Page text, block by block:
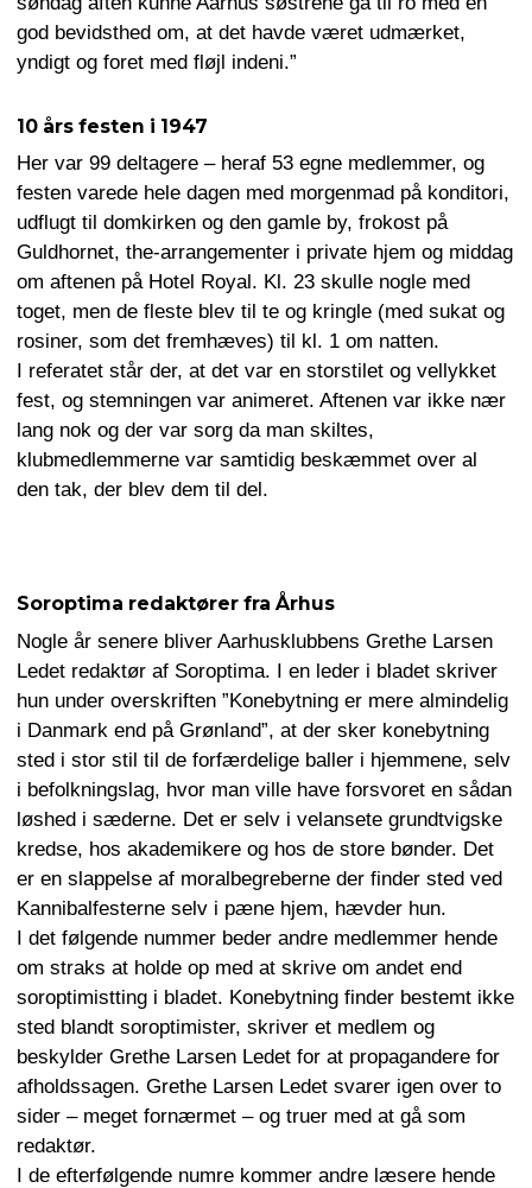
god bevidsthed om, at det havde været udmærket,
yndigt og foret med fløjl indeni.”
10 års festen i 1947
Her var 99 deltagere – heraf 53 egne medlemmer, og
festen varede hele dagen med morgenmad på konditori,
udflugt til domkirken og den gamle by, frokost på
Guldhornet, the-arrangementer i private hjem og middag
om aftenen på Hotel Royal. Kl. 23 skulle nogle med
toget, men de fleste blev til te og kringle (med sukat og
rosiner, som det fremhæves) til kl. 1 om natten.
I referatet står der, at det var en storstilet og vellykket
fest, og stemningen var animeret. Aftenen var ikke nær
lang nok og der var sorg da man skiltes,
klubmedlemmerne var samtidig beskæmmet over al
den tak, der blev dem til del.
Soroptima redaktører fra Århus
Nogle år senere bliver Aarhusklubbens Grethe Larsen
Ledet redaktør af Soroptima. I en leder i bladet skriver
hun under overskriften ”Konebytning er mere almindelig
i Danmark end på Grønland”, at der sker konebytning
sted i stor stil til de forfærdelige baller i hjemmene, selv
i befolkningslag, hvor man ville have forsvoret en sådan
løshed i sæderne. Det er selv i velansete grundtvigske
kredse, hos akademikere og hos de store bønder. Det
er en slappelse af moralbegreberne der finder sted ved
Kannibalfesterne selv i pæne hjem, hævder hun.
I det følgende nummer beder andre medlemmer hende
om straks at holde op med at skrive om andet end
soroptimistting i bladet. Konebytning finder bestemt ikke
sted blandt soroptimister, skriver et medlem og
beskylder Grethe Larsen Ledet for at propagandere for
afholdssagen. Grethe Larsen Ledet svarer igen over to
sider – meget fornærmet – og truer med at gå som
redaktør.
I de efterfølgende numre kommer andre læsere hende